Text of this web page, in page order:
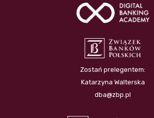
Zostań prelegentem:
Katarzyna Walterska
dba@zbp.pl